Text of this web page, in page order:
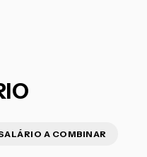
A COMBINAR